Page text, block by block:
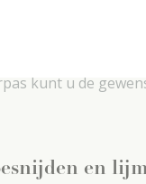
of u alles bij de
kunt u de
en